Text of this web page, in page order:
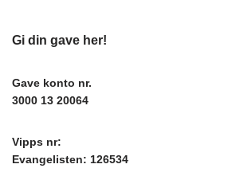
Gi din gave her!
Gave konto nr.
3000 13 20064
Vipps nr:
Evangelisten: 126534